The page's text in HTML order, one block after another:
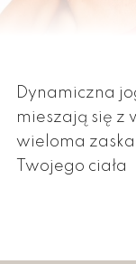
Dynamiczna
mieszają się z
wieloma
Twojego ciała